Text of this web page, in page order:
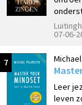
07-06-
7
Leer
leven